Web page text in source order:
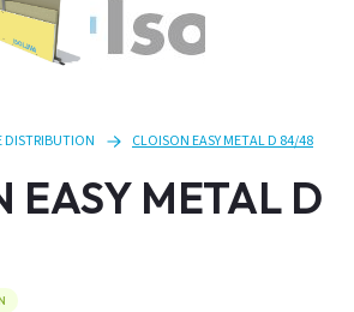
DISTRIBUTION CLOISON EASY METAL D 84/48
EASY METAL D